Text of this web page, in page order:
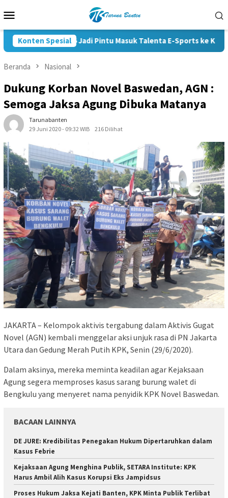
ke
Mobile
Konten Spesial
Cup 2026 Jadi Pintu Masuk Talenta E-Sports ke Kompetisi
Beranda Nasional
Dukung Korban Novel Baswedan, AGN :
Semoga Jaksa Agung Dibuka Matanya
Tarunabanten
29 Juni 2020 - 09:32 WIB
216 Dilihat
JAKARTA – Kelompok aktivis tergabung dalam Aktivis Gugat
Novel (AGN) kembali menggelar aksi unjuk rasa di PN Jakarta
Utara dan Gedung Merah Putih KPK, Senin (29/6/2020).
Dalam aksinya, mereka meminta keadilan agar Kejaksaan
Agung segera memproses kasus sarang burung walet di
Bengkulu yang menyeret nama penyidik KPK Novel Baswedan.
BACAAN LAINNYA
DE JURE: Kredibilitas Penegakan Hukum Dipertaruhkan dalam
Kasus Febrie
Kejaksaan Agung Menghina Publik, SETARA Institute: KPK
Harus Ambil Alih Kasus Korupsi Eks Jampidsus
Proses Hukum Jaksa Kejati Banten, KPK Minta Publik Terlibat